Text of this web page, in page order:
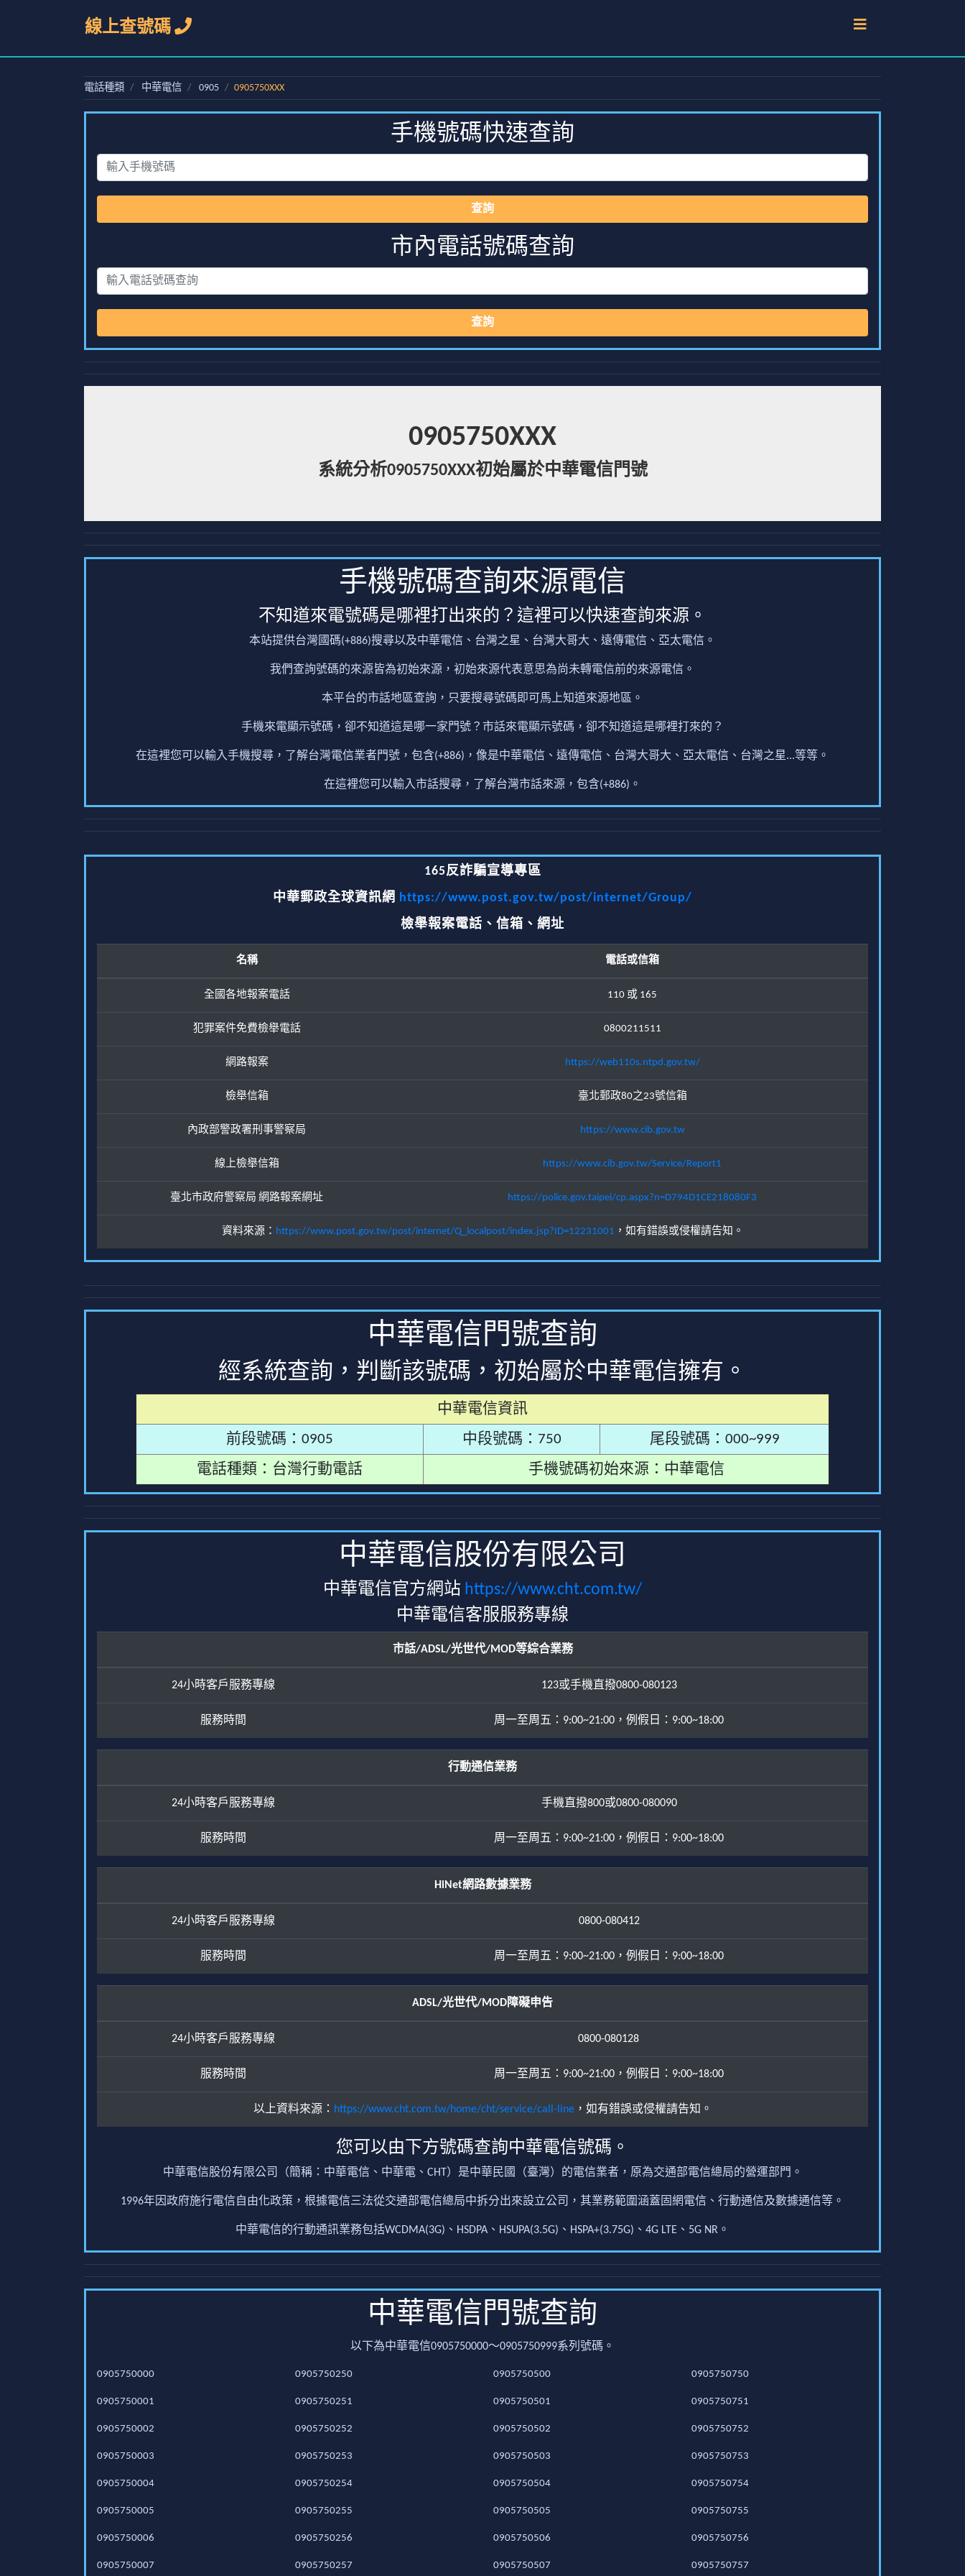
線上查號碼
電話種類 中華電信 0905 0905750XXX
手機號碼快速查詢
查詢
市內電話號碼查詢
查詢
0905750XXX
系統分析0905750XXX初始屬於中華電信門號
手機號碼查詢來源電信
不知道來電號碼是哪裡打出來的？這裡可以快速查詢來源。
本站提供台灣國碼(+886)搜尋以及中華電信、台灣之星、台灣大哥大、遠傳電信、亞太電信。
我們查詢號碼的來源皆為初始來源，初始來源代表意思為尚未轉電信前的來源電信。
本平台的市話地區查詢，只要搜尋號碼即可馬上知道來源地區。
手機來電顯示號碼，卻不知道這是哪一家門號？市話來電顯示號碼，卻不知道這是哪裡打來的？
在這裡您可以輸入手機搜尋，了解台灣電信業者門號，包含(+886)，像是中華電信、遠傳電信、台灣大哥大、亞太電信、台灣之星...等等。
在這裡您可以輸入市話搜尋，了解台灣市話來源，包含(+886)。
165反詐騙宣導專區
中華郵政全球資訊網 https://www.post.gov.tw/post/internet/Group/
檢舉報案電話、信箱、網址
名稱 電話或信箱
全國各地報案電話 110 或 165
犯罪案件免費檢舉電話 0800211511
網路報案 https://web110s.ntpd.gov.tw/
檢舉信箱 臺北郵政80之23號信箱
內政部警政署刑事警察局 https://www.cib.gov.tw
線上檢舉信箱 https://www.cib.gov.tw/Service/Report1
臺北市政府警察局 網路報案網址 https://police.gov.taipei/cp.aspx?n=D794D1CE218080F3
資料來源： https://www.post.gov.tw/post/internet/Q_localpost/index.jsp?ID=12231001 ，如有錯誤或侵權請告知。
中華電信門號查詢
經系統查詢，判斷該號碼，初始屬於中華電信擁有。
中華電信資訊
前段號碼：0905
中段號碼：750
尾段號碼：000~999
電話種類：台灣行動電話
手機號碼初始來源：中華電信
中華電信股份有限公司
中華電信官方網站 https://www.cht.com.tw/
中華電信客服服務專線
市話/ADSL/光世代/MOD等綜合業務
24小時客戶服務專線 123或手機直撥0800-080123
服務時間 周一至周五：9:00~21:00，例假日：9:00~18:00
行動通信業務
24小時客戶服務專線 手機直撥800或0800-080090
服務時間 周一至周五：9:00~21:00，例假日：9:00~18:00
HiNet網路數據業務
24小時客戶服務專線 0800-080412
服務時間 周一至周五：9:00~21:00，例假日：9:00~18:00
ADSL/光世代/MOD障礙申告
24小時客戶服務專線 0800-080128
服務時間 周一至周五：9:00~21:00，例假日：9:00~18:00
以上資料來源： https://www.cht.com.tw/home/cht/service/call-line，如有錯誤或侵權請告知。
您可以由下方號碼查詢中華電信號碼。
中華電信股份有限公司（簡稱：中華電信、中華電、CHT）是中華民國（臺灣）的電信業者，原為交通部電信總局的營運部門。
1996年因政府施行電信自由化政策，根據電信三法從交通部電信總局中拆分出來設立公司，其業務範圍涵蓋固網電信、行動通信及數據通信等。
中華電信的行動通訊業務包括WCDMA(3G)、HSDPA、HSUPA(3.5G)、HSPA+(3.75G)、4G LTE、5G NR。
中華電信門號查詢
以下為中華電信0905750000～0905750999系列號碼。
0905750000
0905750001
0905750002
0905750003
0905750004
0905750005
0905750006
0905750007
0905750250
0905750251
0905750252
0905750253
0905750254
0905750255
0905750256
0905750257
0905750500
0905750501
0905750502
0905750503
0905750504
0905750505
0905750506
0905750507
0905750750
0905750751
0905750752
0905750753
0905750754
0905750755
0905750756
0905750757